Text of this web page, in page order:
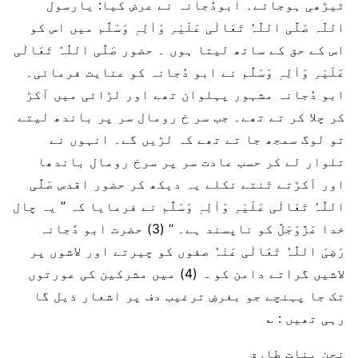
ٹیڑھی ہوجائے۔ ابودُجانہ نے عرض کیا: یارسول
اللّٰہ صَلَّی اللّٰہُ تَعَالٰی عَلَیْہِ وَاٰلِہٖ وَسَلَّم میں اس کو
اس کے حق کے ساتھ لیتا ہوں ۔ حضور صَلَّی اللّٰہُ تَعَالٰی
عَلَیْہِ وَاٰلِہٖ وَسَلَّم نے ابو دُجانہ کو عنایت فرمائی۔
ابو دُجانہ مشہور پہلوان تھے اور لڑائی میں اَکڑ
کر چلا کر تے تھے۔ جب سر خ رومال سر پر باندھ لیتے
تو لوگ سمجھ جا تے تھے کہ لڑیں گے۔ انہوں نے
تلوار لے کر حسب عادت سر پر سرخ رومال باندھا
اور اَکڑتے تَنتے نکلے یہ دیکھ کر حضور اقدس صَلَّی
اللّٰہُ تَعَالٰی عَلَیْہِ وَاٰلِہٖ وَسَلَّم نے فرمایا کہ ’’ یہ چال
خدا عَزَّوَجَلَّ کو ناپسند ہے۔ ‘‘ (3) حضرت ابو دُجانہ
رَضِیَ اللّٰہُ تَعَالٰی عَنْہُ صفوں کو چیرتے اور لاشوں پر
لاشیں گراتے دامن کو ہ (4) میں مشرکین کی عورتوں
تک جا پہنچے جو بغرضِ ترغیب دف پر اشعار ذیل گا
رہی تھیں : ؎
نحن بنات طارق